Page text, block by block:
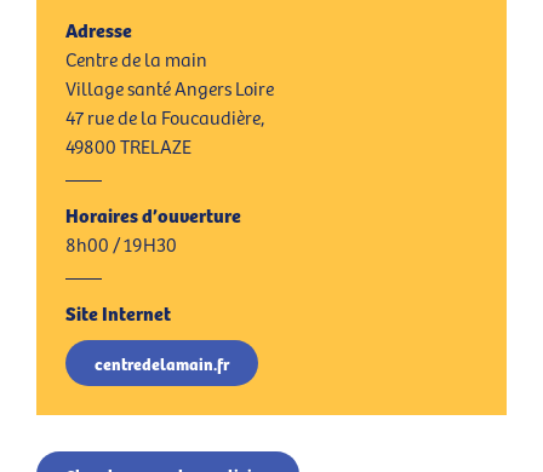
Adresse
Centre de la main
Village santé Angers Loire
47 rue de la Foucaudière,
49800 TRELAZE
Horaires d’ouverture
8h00 / 19H30
Site Internet
centredelamain.fr